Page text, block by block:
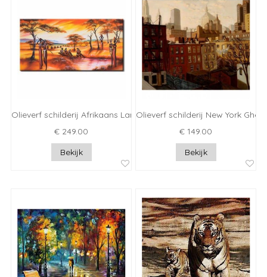
Olieverf schilderij Afrikaans Landschap
€ 249.00
Bekijk
Olieverf schilderij New York
€ 149.00
Bekijk